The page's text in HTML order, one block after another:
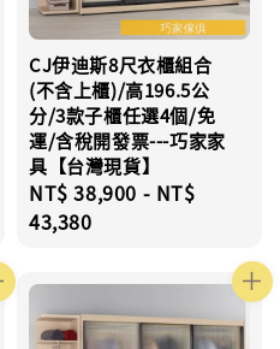
CJ伊迪斯8尺衣櫃組合
(不含上櫃)/高196.5公
分/3款子櫃任選4個/免
運/含稅開發票---巧家家
具【台灣現貨】
Regular
price
NT$ 38,900 - NT$
43,380